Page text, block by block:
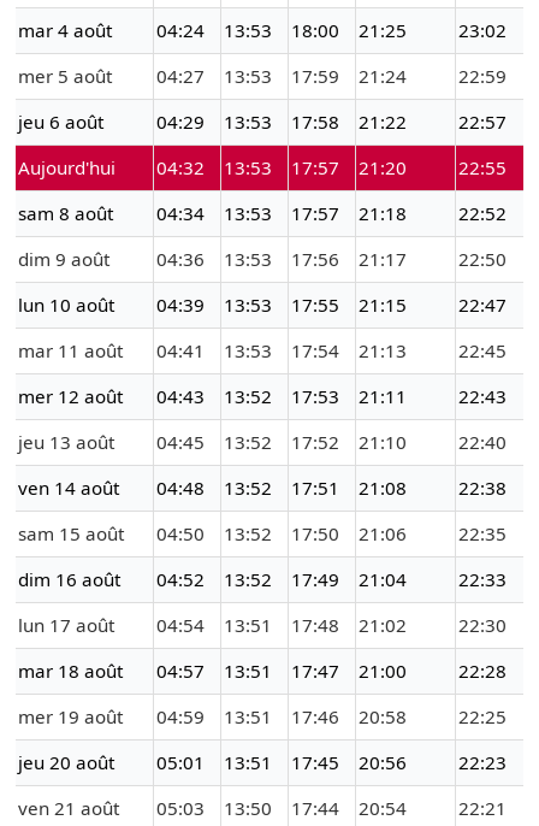
mar 4 août 04:24 13:53 18:00 21:25
23:02
mer 5 août
04:27 13:53 17:59 21:24
22:59
jeu 6 août
04:29 13:53 17:58 21:22
22:57
Aujourd'hui
04:32 13:53 17:57 21:20
22:55
sam 8 août
04:34 13:53 17:57 21:18
22:52
dim 9 août
04:36 13:53 17:56 21:17
22:50
lun 10 août
04:39 13:53 17:55 21:15
22:47
mar 11 août
04:41 13:53 17:54 21:13
22:45
mer 12 août
04:43 13:52 17:53 21:11
22:43
jeu 13 août
04:45 13:52 17:52 21:10
22:40
ven 14 août
04:48 13:52 17:51 21:08
22:38
sam 15 août
04:50 13:52 17:50 21:06
22:35
dim 16 août
04:52 13:52 17:49 21:04
22:33
lun 17 août
04:54 13:51 17:48 21:02
22:30
mar 18 août
04:57 13:51 17:47 21:00
22:28
mer 19 août
04:59 13:51 17:46 20:58
22:25
jeu 20 août
05:01 13:51 17:45 20:56
22:23
ven 21 août
05:03 13:50 17:44 20:54
22:21